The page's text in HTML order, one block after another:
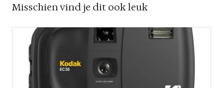
Misschien vind je dit ook leuk